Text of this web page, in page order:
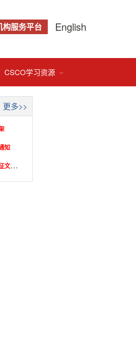
English
构服务平台
CSCO学习资源 
更多>>
知
2
026年CSCO学术年会第一轮征文通知